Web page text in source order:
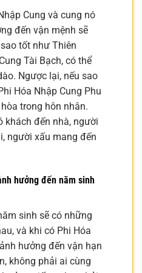
Cung và cung nó
đến vận mệnh sẽ
tốt như Thiên
Tài Bạch, có thể
Ngược lại, nếu sao
Hóa Nhập Cung Phu
trong hôn nhân.
khách đến nhà, người
người xấu mang đến
hưởng đến năm sinh
sinh sẽ có những
và khi có Phi Hóa
hưởng đến vận hạn
không phải ai cùng